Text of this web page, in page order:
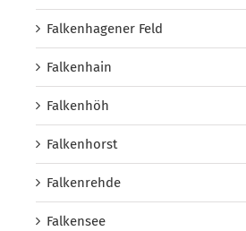
Falkenhagener Feld
Falkenhain
Falkenhöh
Falkenhorst
Falkenrehde
Falkensee